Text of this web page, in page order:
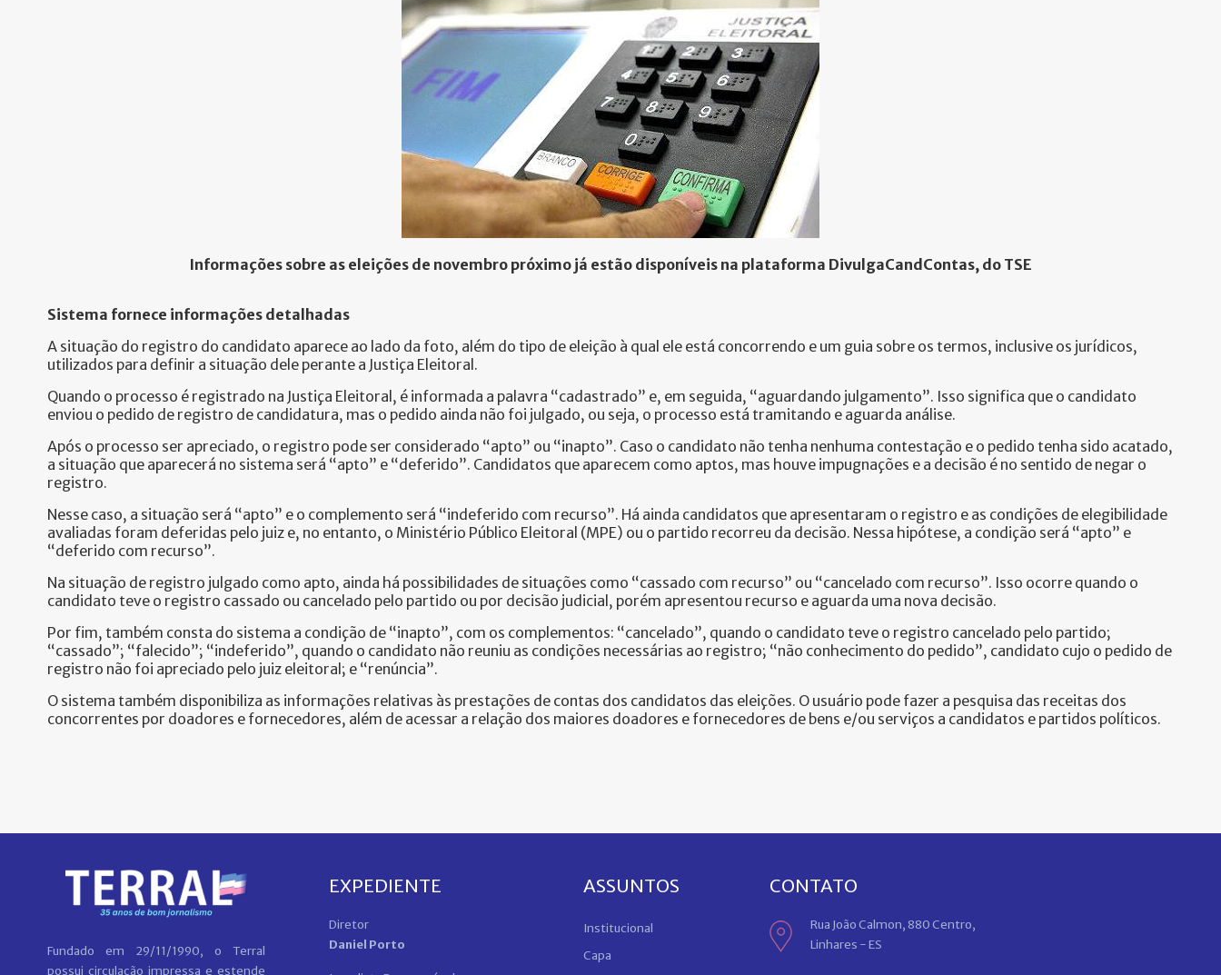
Informações sobre as eleições de novembro próximo já estão disponíveis na plataforma DivulgaCandContas, do TSE
Sistema fornece informações detalhadas
A situação do registro do candidato aparece ao lado da foto, além do tipo de eleição à qual ele está concorrendo e um guia sobre os termos, inclusive os jurídicos,
utilizados para definir a situação dele perante a Justiça Eleitoral.
Quando o processo é registrado na Justiça Eleitoral, é informada a palavra “cadastrado” e, em seguida, “aguardando julgamento”. Isso significa que o candidato
enviou o pedido de registro de candidatura, mas o pedido ainda não foi julgado, ou seja, o processo está tramitando e aguarda análise.
Após o processo ser apreciado, o registro pode ser considerado “apto” ou “inapto”. Caso o candidato não tenha nenhuma contestação e o pedido tenha sido acatado,
a situação que aparecerá no sistema será “apto” e “deferido”. Candidatos que aparecem como aptos, mas houve impugnações e a decisão é no sentido de negar o
registro.
Nesse caso, a situação será “apto” e o complemento será “indeferido com recurso”. Há ainda candidatos que apresentaram o registro e as condições de elegibilidade
avaliadas foram deferidas pelo juiz e, no entanto, o Ministério Público Eleitoral (MPE) ou o partido recorreu da decisão. Nessa hipótese, a condição será “apto” e
“deferido com recurso”.
Na situação de registro julgado como apto, ainda há possibilidades de situações como “cassado com recurso” ou “cancelado com recurso”. Isso ocorre quando o
candidato teve o registro cassado ou cancelado pelo partido ou por decisão judicial, porém apresentou recurso e aguarda uma nova decisão.
Por fim, também consta do sistema a condição de “inapto”, com os complementos: “cancelado”, quando o candidato teve o registro cancelado pelo partido;
“cassado”; “falecido”; “indeferido”, quando o candidato não reuniu as condições necessárias ao registro; “não conhecimento do pedido”, candidato cujo o pedido de
registro não foi apreciado pelo juiz eleitoral; e “renúncia”.
O sistema também disponibiliza as informações relativas às prestações de contas dos candidatos das eleições. O usuário pode fazer a pesquisa das receitas dos
concorrentes por doadores e fornecedores, além de acessar a relação dos maiores doadores e fornecedores de bens e/ou serviços a candidatos e partidos políticos.
Fundado em 29/11/1990, o Terral
possui circulação impressa e estende
EXPEDIENTE
Diretor
Daniel Porto
ASSUNTOS
Institucional
Capa
CONTATO
Rua João Calmon, 880 Centro,
Linhares - ES